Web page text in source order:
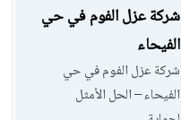
شركة عزل الفوم في حي
الفيحاء
شركة عزل الفوم في حي
الفيحاء – الحل الأمثل